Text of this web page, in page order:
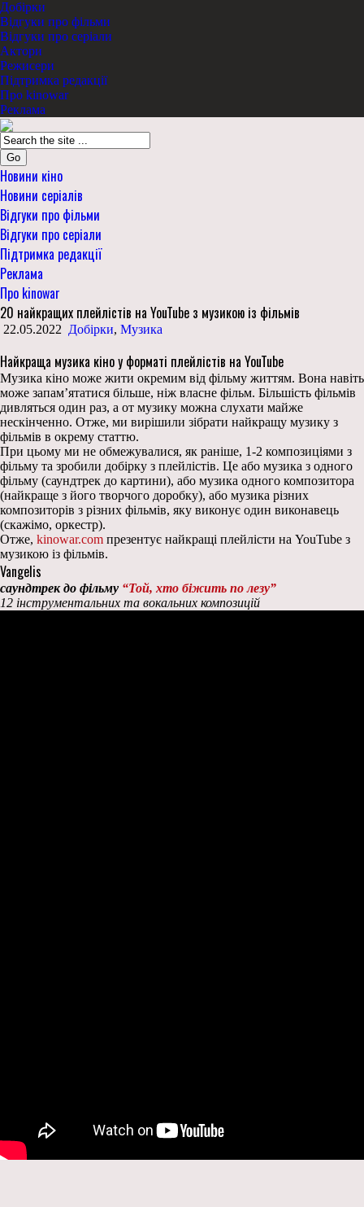
Добірки
Відгуки про фільми
Відгуки про серіали
Актори
Режисери
Підтримка редакції
Про kinowar
Реклама
Go
Новини кіно
Новини серіалів
Відгуки про фільми
Відгуки про серіали
Підтримка редакції
Реклама
Про kinowar
20 найкращих плейлістів на YouTube з музикою із фільмів
22.05.2022 Добірки, Музика
Найкраща музика кіно у форматі плейлістів на YouTube
Музика кіно може жити окремим від фільму життям. Вона навіть
може запам’ятатися більше, ніж власне фільм. Більшість фільмів
дивляться один раз, а от музику можна слухати майже
нескінченно. Отже, ми вирішили зібрати найкращу музику з
фільмів в окрему статтю.
При цьому ми не обмежувалися, як раніше, 1-2 композиціями з
фільму та зробили добірку з плейлістів. Це або музика з одного
фільму (саундтрек до картини), або музика одного композитора
(найкраще з його творчого доробку), або музика різних
композиторів з різних фільмів, яку виконує один виконавець
(скажімо, оркестр).
Отже, kinowar.com презентує найкращі плейлісти на YouTube з
музикою із фільмів.
Vangelis
саундтрек до фільму “Той, хто біжить по лезу”
12 інструментальних та вокальних композицій